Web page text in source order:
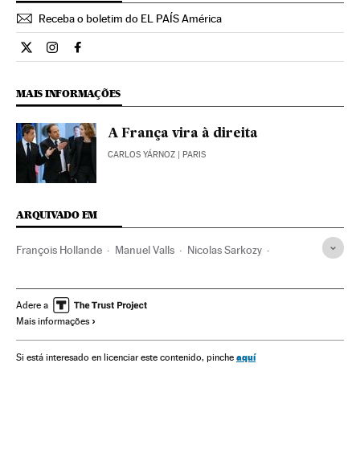
Receba o boletim do EL PAÍS América
Internacional El País Brasil en Twitter
Internacional El País Brasil en Instagram
Internacional El País Brasil en Facebook
MAIS INFORMAÇÕES
A França vira à direita
CARLOS YÁRNOZ | PARIS
ARQUIVADO EM
François Hollande Manuel Valls Nicolas Sarkozy
Europa Política
Adere a
Mais informações
Si está interesado en licenciar este contenido, pinche aquí